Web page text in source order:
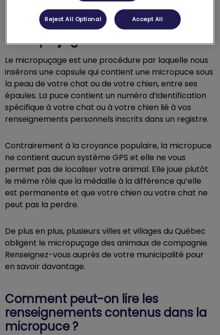
Qu’est-ce que c’est le
micropuçage ?
Le micropuçage est une procédure par laquelle nous
insérons une capsule qui contient une micropuce sous
la peau de votre chat ou de votre chien, entre ses
épaules. La puce contient un numéro d’identification
spécifique à votre chat ou à votre chien lié à vos
renseignements personnels inscrits dans un registre.
Contrairement à la croyance populaire, la micropuce
ne contient aucun système GPS et elle ne vous
permet pas de localiser votre animal. Elle joue plutôt
le même rôle que la médaille à la différence qu’elle
est permanente et que votre chien ou votre chat ne
peut pas la perdre.
De plus en plus, plusieurs villes et villages du Québec
obligent le micropuçage des animaux de compagnie.
Renseignez-vous auprès de votre municipalité pour
en savoir davantage.
Comment peut-on lire les
renseignements contenus dans la
micropuce ?
Reject All Optional Accept All